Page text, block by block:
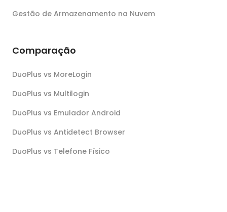
Gestão de Armazenamento na Nuvem
Comparação
DuoPlus vs MoreLogin
DuoPlus vs Multilogin
DuoPlus vs Emulador Android
DuoPlus vs Antidetect Browser
DuoPlus vs Telefone Físico